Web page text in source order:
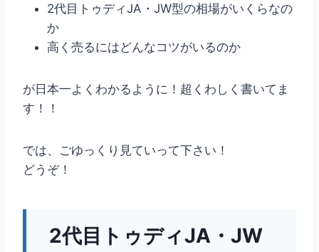
2代目トゥディJA・JW型の相場がいくらなの
か
高く売るにはどんなコツがいるのか
が日本一よくわかるように！超くわしく書いてま
す！！
では、ごゆっくり見ていって下さい！
どうぞ！
2代目トゥディJA・JW